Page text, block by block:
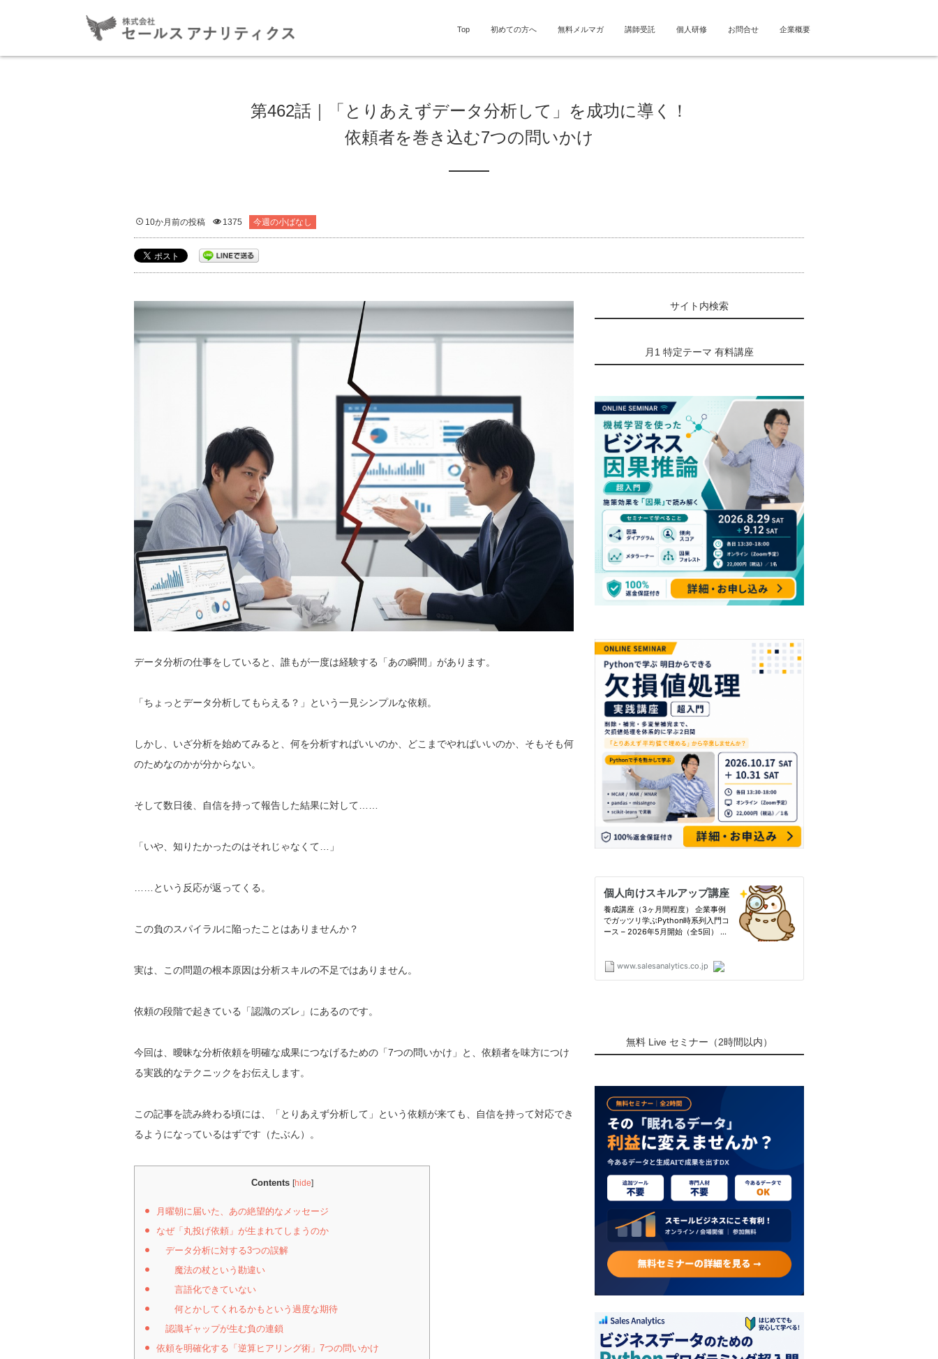
Top 初めての方へ 無料メルマガ 講師受託 個人研修 お問合せ 企業概要
第462話｜「とりあえずデータ分析して」を成功に導く！
依頼者を巻き込む7つの問いかけ
10か月前の投稿 1375 今週の小ばなし
データ分析の仕事をしていると、誰もが一度は経験する「あの瞬間」があります。
「ちょっとデータ分析してもらえる？」という一見シンプルな依頼。
しかし、いざ分析を始めてみると、何を分析すればいいのか、どこまでやればいいのか、そもそも何
のためなのかが分からない。
そして数日後、自信を持って報告した結果に対して……
「いや、知りたかったのはそれじゃなくて…」
……という反応が返ってくる。
この負のスパイラルに陥ったことはありませんか？
実は、この問題の根本原因は分析スキルの不足ではありません。
依頼の段階で起きている「認識のズレ」にあるのです。
今回は、曖昧な分析依頼を明確な成果につなげるための「7つの問いかけ」と、依頼者を味方につけ
る実践的なテクニックをお伝えします。
この記事を読み終わる頃には、「とりあえず分析して」という依頼が来ても、自信を持って対応でき
るようになっているはずです（たぶん）。
Contents [hide]
月曜朝に届いた、あの絶望的なメッセージ
なぜ「丸投げ依頼」が生まれてしまうのか
データ分析に対する3つの誤解
魔法の杖という勘違い
言語化できていない
何とかしてくれるかもという過度な期待
認識ギャップが生む負の連鎖
依頼を明確化する「逆算ヒアリング術」7つの問いかけ
サイト内検索
月1 特定テーマ 有料講座
無料 Live セミナー（2時間以内）